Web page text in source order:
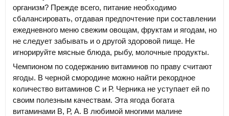
организм? Прежде всего, питание необходимо
сбалансировать, отдавая предпочтение при составлении
ежедневного меню свежим овощам, фруктам и ягодам, но
не следует забывать и о другой здоровой пище. Не
игнорируйте мясные блюда, рыбу, молочные продукты.
Чемпионом по содержанию витаминов по праву считают
ягоды. В черной смородине можно найти рекордное
количество витаминов С и Р. Черника не уступает ей по
своим полезным качествам. Эта ягода богата
витаминами В, Р, А. В любимой многими малине